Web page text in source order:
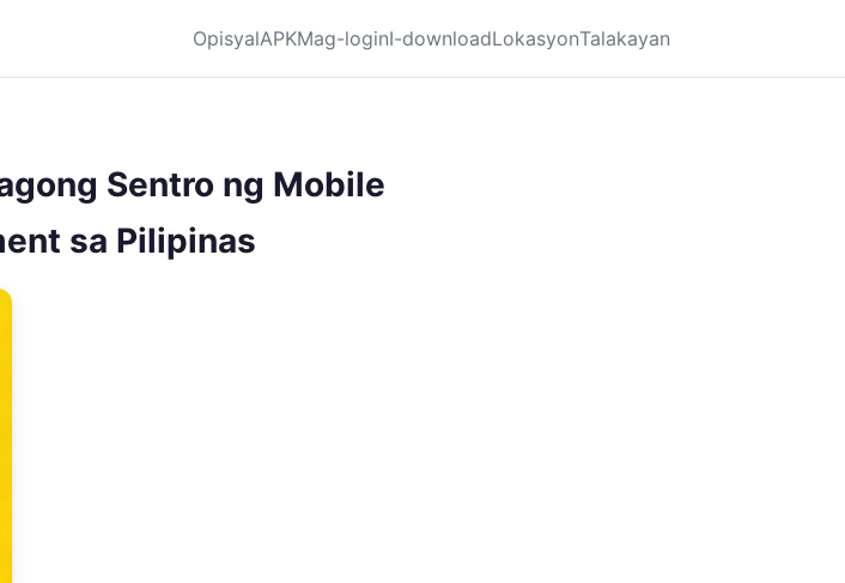
OpisyalAPKMag-loginI-downloadLokasyonTalakayan
Sentro ng Mobile
sa Pilipinas